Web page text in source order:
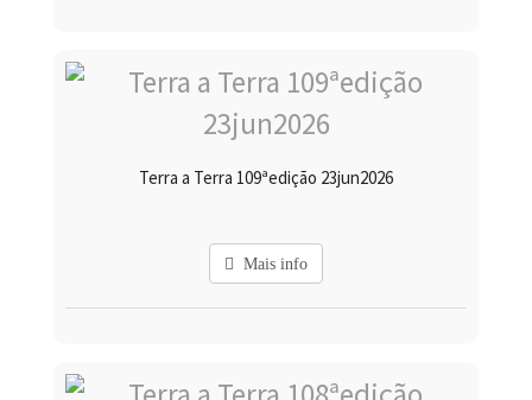
Terra a Terra 109ªedição 23jun2026
Mais info